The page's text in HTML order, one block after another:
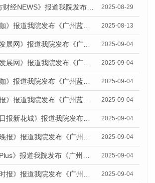
8月29日《南方财经NEWS》报道我院发布《广州蓝皮书：广州国际商贸中心发展报告（2025）》的视频采访 2025-08-29
8月5日《花城咖》报道我院发布《广州蓝皮书：广州城乡融合发展报告（2025）》的视频采访 2025-08-13
9月3日《中国发展网》报道我院发布《广州蓝皮书：广州国际商贸中心发展报告（2025）》的媒体文章 2025-09-04
9月3日《中国发展网》报道我院发布《广州蓝皮书：广州文化产业发展报告（2025）》的媒体文章 2025-09-04
9月2日《花城咖》报道我院发布《广州蓝皮书：广州文化产业发展报告（2025）》的媒体文章 2025-09-04
9月2日《新快报》报道我院发布《广州蓝皮书：广州文化产业发展报告（2025）》的媒体文章 2025-09-04
9月1日《广州日报新花城》报道我院发布《广州蓝皮书：广州文化产业发展报告（2025）》的媒体文章 2025-09-04
9月1日《羊城晚报》报道我院发布《广州蓝皮书：广州文化产业发展报告（2025）》的媒体文章 2025-09-04
9月1日《南方Plus》报道我院发布《广州蓝皮书：广州文化产业发展报告（2025）》的媒体文章 2025-09-04
9月1日《信息时报》报道我院发布《广州蓝皮书：广州文化产业发展报告（2025）》的媒体文章 2025-09-04